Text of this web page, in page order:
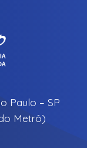
Paulo – SP
Metrô)